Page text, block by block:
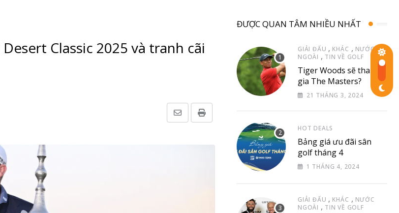
Classic 2025 và tranh cãi
Print
Share
ĐƯỢC QUAN TÂM NHIỀU NHẤT
GIẢI ĐẤU , KHÁC , NƯỚC
NGOÀI , TIN VỀ GOLF
Tiger Woods sẽ tham
gia The Masters?
21 THÁNG 3, 2024
HOT DEALS
Bảng giá ưu đãi sân
golf tháng 4
1 THÁNG 4, 2024
GIẢI ĐẤU , KHÁC , NƯỚC
NGOÀI , TIN VỀ GOLF